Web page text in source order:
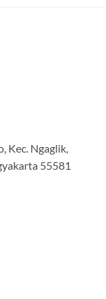
Kec. Ngaglik,
55581